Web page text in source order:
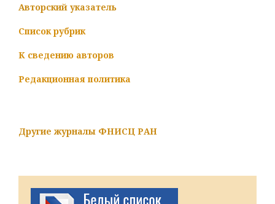
Авторский указатель
Список рубрик
К сведению авторов
Редакционная политика
Другие журналы ФНИСЦ РАН